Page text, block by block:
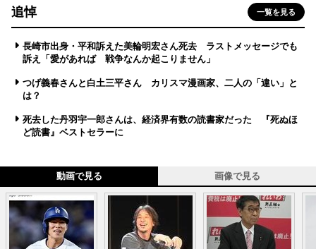
追悼 一覧を見る
長崎市出身・平和訴えた美輪明宏さん死去 ラストメッセージでも
訴え「愛があれば 戦争なんか起こりません」
つげ義春さんと白土三平さん カリスマ漫画家、二人の「違い」と
は？
死去した丹羽宇一郎さんは、経済界有数の読書家だった 『死ぬほ
ど読書』ベストセラーに
動画で見る 画像で見る